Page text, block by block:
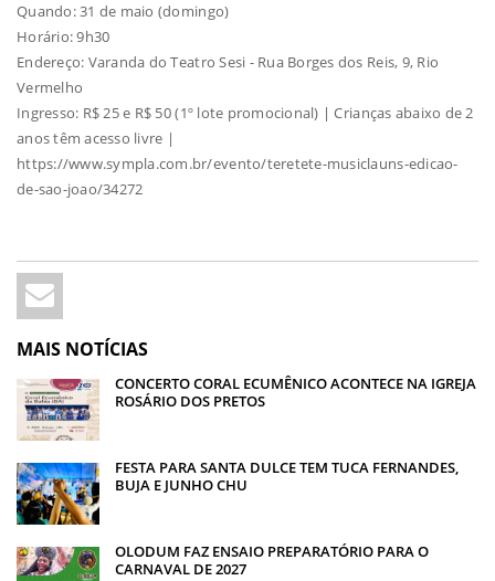
Quando: 31 de maio (domingo)
Horário: 9h30
Endereço: Varanda do Teatro Sesi - Rua Borges dos Reis, 9, Rio
Vermelho
Ingresso: R$ 25 e R$ 50 (1º lote promocional) | Crianças abaixo de 2
anos têm acesso livre |
https://www.sympla.com.br/evento/teretete-musiclauns-edicao-
de-sao-joao/34272
MAIS NOTÍCIAS
CONCERTO CORAL ECUMÊNICO ACONTECE NA IGREJA
ROSÁRIO DOS PRETOS
FESTA PARA SANTA DULCE TEM TUCA FERNANDES,
BUJA E JUNHO CHU
OLODUM FAZ ENSAIO PREPARATÓRIO PARA O
CARNAVAL DE 2027